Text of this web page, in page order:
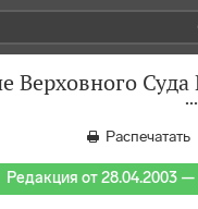
Верховного
Распечатать
Редакция от 28.04.2003